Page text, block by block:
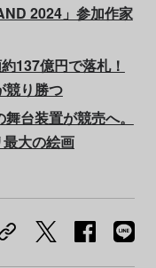
2024」参加作家
137億円で落札！
競り勝つ
台装置が競売へ。
大の絵画